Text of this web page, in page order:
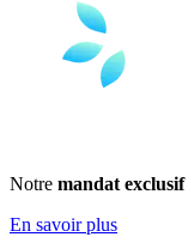
Notre mandat exclusif
En savoir plus